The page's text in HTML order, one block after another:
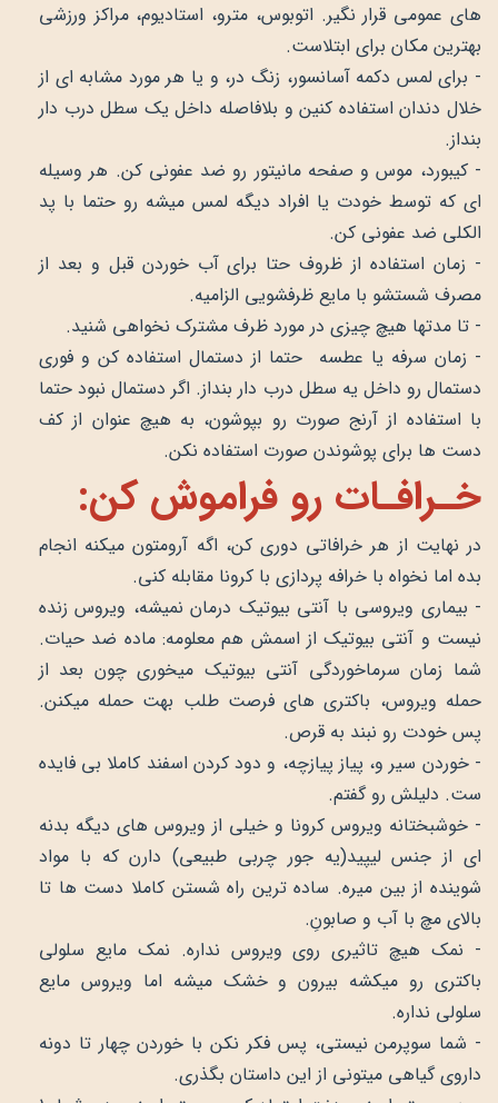
های عمومی قرار نگیر. اتوبوس، مترو، استادیوم، مراکز ورزشی
بهترین مکان برای ابتلاست.
- برای لمس دکمه آسانسور، زنگ در، و یا هر مورد مشابه ای از
خلال دندان استفاده کنین و بلافاصله داخل یک سطل درب دار
بنداز.
- کیبورد، موس و صفحه مانیتور رو ضد عفونی کن. هر وسیله
ای که توسط خودت یا افراد دیگه لمس میشه رو حتما با پد
الکلی ضد عفونی کن.
- زمان استفاده از ظروف حتا برای آب خوردن قبل و بعد از
مصرف شستشو با مایع ظرفشویی الزامیه.
- تا مدتها هیچ چیزی در مورد ظرف مشترک نخواهی شنید.
- زمان سرفه یا عطسه حتما از دستمال استفاده کن و فوری
دستمال رو داخل یه سطل درب دار بنداز. اگر دستمال نبود حتما
با استفاده از آرنج صورت رو بپوشون، به هیچ عنوان از کف
دست ها برای پوشوندن صورت استفاده نکن.
خـرافـات رو فراموش کن:
در نهایت از هر خرافاتی دوری کن، اگه آرومتون میکنه انجام
بده اما نخواه با خرافه پردازی با کرونا مقابله کنی.
- بیماری ویروسی با آنتی بیوتیک درمان نمیشه، ویروس زنده
نیست و آنتی بیوتیک از اسمش هم معلومه: ماده ضد حیات.
شما زمان سرماخوردگی آنتی بیوتیک میخوری چون بعد از
حمله ویروس، باکتری های فرصت طلب بهت حمله میکنن.
پس خودت رو نبند به قرص.
- خوردن سیر و، پیاز پیازچه، و دود کردن اسفند کاملا بی فایده
ست. دلیلش رو گفتم.
- خوشبختانه ویروس کرونا و خیلی از ویروس های دیگه بدنه
ای از جنس لیپید(یه جور چربی طبیعی) دارن که با مواد
شوینده از بین میره. ساده ترین راه شستن کاملا دست ها تا
بالای مچ با آب و صابونِ.
- نمک هیچ تاثیری روی ویروس نداره. نمک مایع سلولی
باکتری رو میکشه بیرون و خشک میشه اما ویروس مایع
سلولی نداره.
- شما سوپرمن نیستی، پس فکر نکن با خوردن چهار تا دونه
داروی گیاهی میتونی از این داستان بگذری.